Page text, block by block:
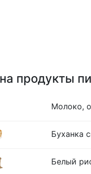
продукты
Молоко,
Буханка
Белый